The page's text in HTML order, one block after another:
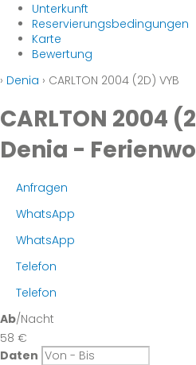
Unterkunft
Reservierungsbedingungen
Karte
Bewertung
› Denia › CARLTON 2004 (2D) VYB
CARLTON 2004
Denia -
Anfragen
WhatsApp
WhatsApp
Telefon
Telefon
Ab/Nacht
58 €
Daten